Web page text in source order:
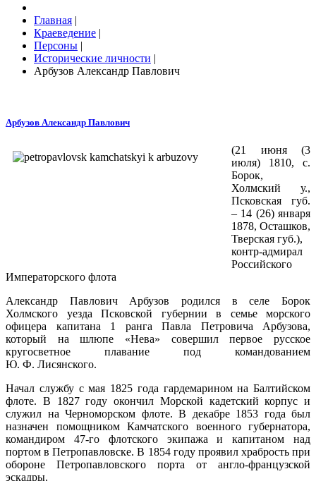
Главная |
Краеведение |
Персоны |
Исторические личности |
Арбузов Александр Павлович
Арбузов Александр Павлович
(21 июня (3
июля) 1810, с.
Борок,
Холмский у.,
Псковская губ.
– 14 (26) января
1878, Осташков,
Тверская губ.),
контр-адмирал
Российского
Императорского флота
Александр Павлович Арбузов родился в селе Борок
Холмского уезда Псковской губернии в семье морского
офицера капитана 1 ранга Павла Петровича Арбузова,
который на шлюпе «Нева» совершил первое русское
кругосветное плавание под командованием
Ю. Ф. Лисянского.
Начал службу с мая 1825 года гардемарином на Балтийском
флоте. В 1827 году окончил Морской кадетский корпус и
служил на Черноморском флоте. В декабре 1853 года был
назначен помощником Камчатского военного губернатора,
командиром 47-го флотского экипажа и капитаном над
портом в Петропавловске. В 1854 году проявил храбрость при
обороне Петропавловского порта от англо-французской
эскадры.